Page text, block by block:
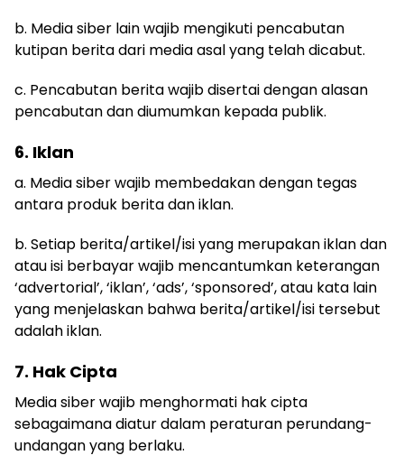
b. Media siber lain wajib mengikuti pencabutan
kutipan berita dari media asal yang telah dicabut.
c. Pencabutan berita wajib disertai dengan alasan
pencabutan dan diumumkan kepada publik.
6. Iklan
a. Media siber wajib membedakan dengan tegas
antara produk berita dan iklan.
b. Setiap berita/artikel/isi yang merupakan iklan dan
atau isi berbayar wajib mencantumkan keterangan
‘advertorial’, ‘iklan’, ‘ads’, ‘sponsored’, atau kata lain
yang menjelaskan bahwa berita/artikel/isi tersebut
adalah iklan.
7. Hak Cipta
Media siber wajib menghormati hak cipta
sebagaimana diatur dalam peraturan perundang-
undangan yang berlaku.